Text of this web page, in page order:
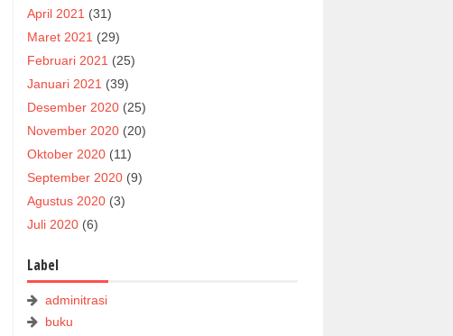
April 2021 (31)
Maret 2021 (29)
Februari 2021 (25)
Januari 2021 (39)
Desember 2020 (25)
November 2020 (20)
Oktober 2020 (11)
September 2020 (9)
Agustus 2020 (3)
Juli 2020 (6)
Label
adminitrasi
buku